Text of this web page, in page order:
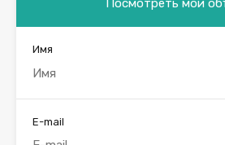
Посмотреть мои
Имя
E-mail